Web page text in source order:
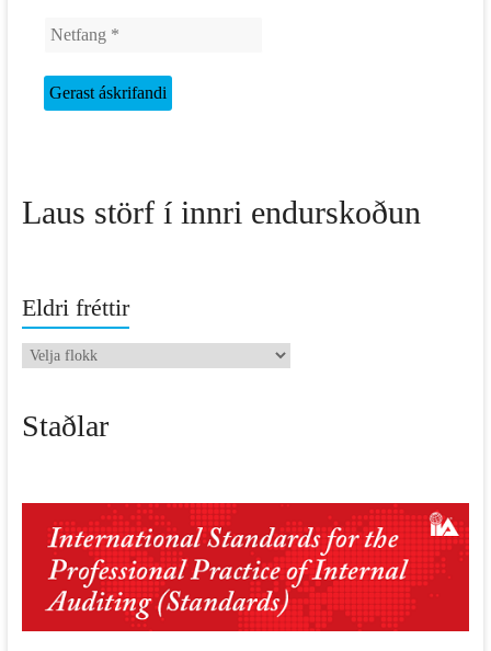
Laus störf í innri endurskoðun
Eldri fréttir
Eldri
Staðlar